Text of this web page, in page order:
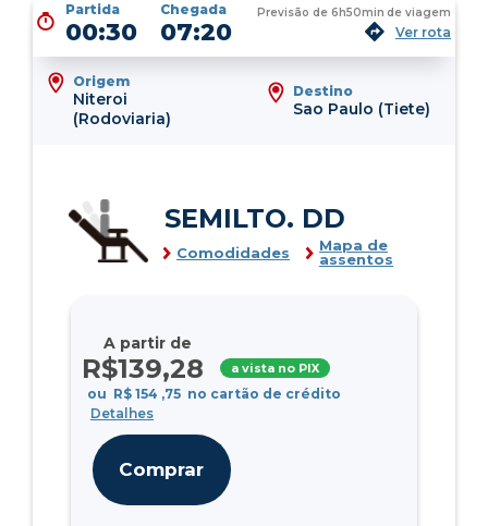
Partida
00:30
Chegada
07:20
Previsão de 6h50min de viagem
Ver rota
Origem
Niteroi
(Rodoviaria)
Destino
Sao Paulo (Tiete)
SEMILTO. DD
Comodidades
Mapa de
assentos
A partir de
R$139,28 a vista no PIX
ou R$ 154 ,75 no cartão de crédito
Detalhes
Comprar